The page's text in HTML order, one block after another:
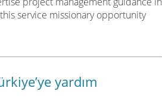
service missionary opportunity
yardım